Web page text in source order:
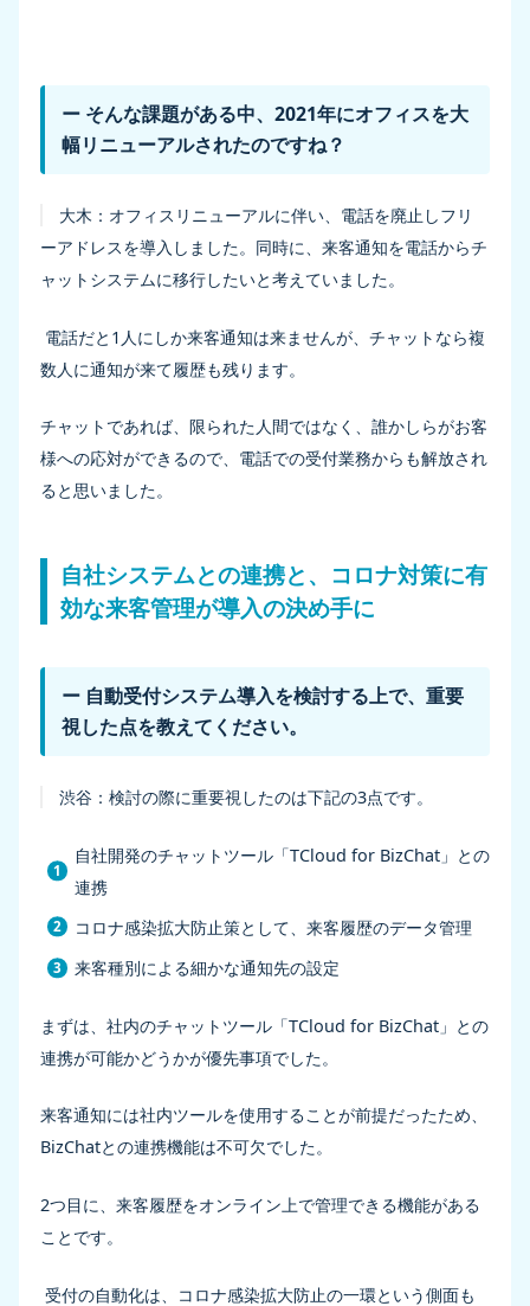
ー そんな課題がある中、2021年にオフィスを大
幅リニューアルされたのですね？
大木： オフィスリニューアルに伴い、電話を廃止しフリ
ーアドレスを導入しました。同時に、来客通知を電話からチ
ャットシステムに移行したいと考えていました。
電話だと1人にしか来客通知は来ませんが、チャットなら複
数人に通知が来て履歴も残ります。
チャットであれば、限られた人間ではなく、誰かしらがお客
様への応対ができるので、電話での受付業務からも解放され
ると思いました。
自社システムとの連携と、コロナ対策に有
効な来客管理が導入の決め手に
ー 自動受付システム導入を検討する上で、重要
視した点を教えてください。
渋谷：検討の際に重要視したのは下記の3点です。
自社開発のチャットツール「TCloud for BizChat」との
連携
コロナ感染拡大防止策として、来客履歴のデータ管理
来客種別による細かな通知先の設定
まずは、社内のチャットツール「TCloud for BizChat」との
連携が可能かどうかが優先事項でした。
来客通知には社内ツールを使用することが前提だったため、
BizChatとの連携機能は不可欠でした。
2つ目に、来客履歴をオンライン上で管理できる機能がある
ことです。
受付の自動化は、コロナ感染拡大防止の一環という側面も